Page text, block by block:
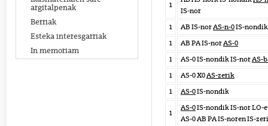
argitalpenak
Berriak
Esteka interesgarriak
In memoriam
1
IS-nor
1
AB IS-norAS-n-0IS-nondik
1
AB PA IS-norAS-0
1
AS-0 IS-nondik IS-norAS-
1
AS-0 X0AS-zerik
1
AS-0IS-nondik
1
AS-0IS-nondik IS-nor LO-
AS-0 AB PA IS-noren IS-